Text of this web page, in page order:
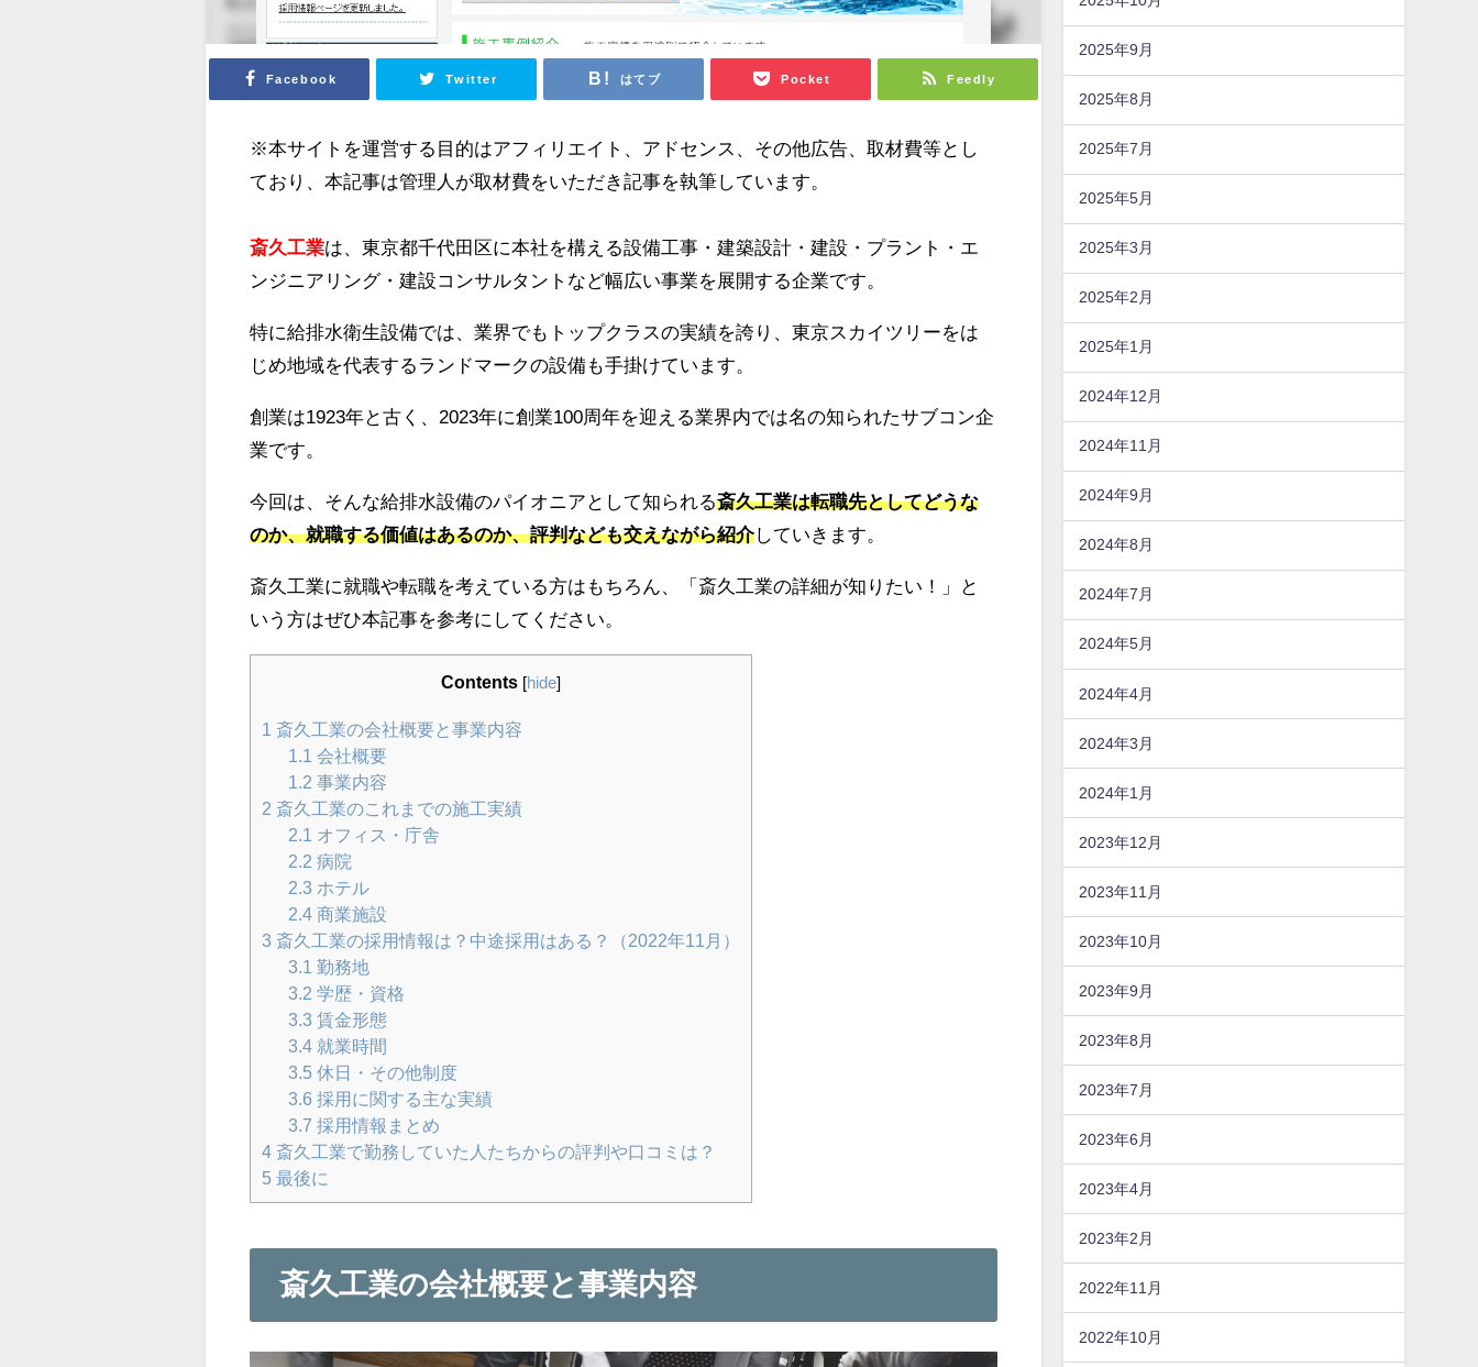
Facebook Twitter はてブ Pocket Feedly
※本サイトを運営する目的はアフィリエイト、アドセンス、その他広告、取材費等とし
ており、本記事は管理人が取材費をいただき記事を執筆しています。
斎久工業は、東京都千代田区に本社を構える設備工事・建築設計・建設・プラント・エ
ンジニアリング・建設コンサルタントなど幅広い事業を展開する企業です。
特に給排水衛生設備では、業界でもトップクラスの実績を誇り、東京スカイツリーをは
じめ地域を代表するランドマークの設備も手掛けています。
創業は1923年と古く、2023年に創業100周年を迎える業界内では名の知られたサブコン企
業です。
今回は、そんな給排水設備のパイオニアとして知られる斎久工業は転職先としてどうな
のか、就職する価値はあるのか、評判なども交えながら紹介していきます。
斎久工業に就職や転職を考えている方はもちろん、「斎久工業の詳細が知りたい！」と
いう方はぜひ本記事を参考にしてください。
Contents hide
1 斎久工業の会社概要と事業内容
1.1 会社概要
1.2 事業内容
2 斎久工業のこれまでの施工実績
2.1 オフィス・庁舎
2.2 病院
2.3 ホテル
2.4 商業施設
3 斎久工業の採用情報は？中途採用はある？（2022年11月）
3.1 勤務地
3.2 学歴・資格
3.3 賃金形態
3.4 就業時間
3.5 休日・その他制度
3.6 採用に関する主な実績
3.7 採用情報まとめ
4 斎久工業で勤務していた人たちからの評判や口コミは？
5 最後に
斎久工業の会社概要と事業内容
2025年9月
2025年8月
2025年7月
2025年5月
2025年3月
2025年2月
2025年1月
2024年12月
2024年11月
2024年9月
2024年8月
2024年7月
2024年5月
2024年4月
2024年3月
2024年1月
2023年12月
2023年11月
2023年10月
2023年9月
2023年8月
2023年7月
2023年6月
2023年4月
2023年2月
2022年11月
2022年10月